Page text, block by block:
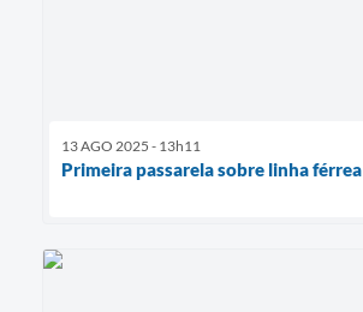
13 AGO 2025 - 13h11
Primeira passarela sobre linha férrea